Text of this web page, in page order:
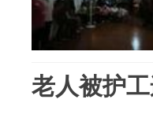
老人被护